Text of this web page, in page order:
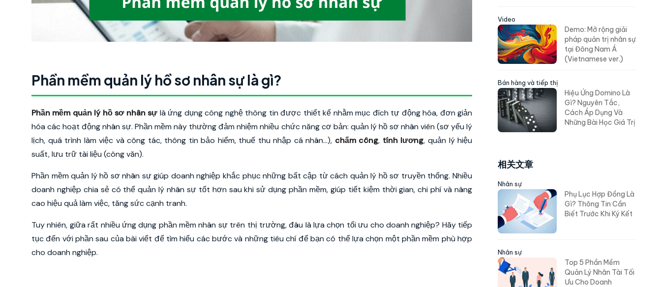
Phần mềm quản lý hồ sơ nhân sự là gì?
Phần mềm quản lý hồ sơ nhân sự là ứng dụng công nghệ thông tin được thiết kế nhằm mục đích tự động hóa, đơn giản
hóa các hoạt động nhân sự. Phần mềm này thường đảm nhiệm nhiều chức năng cơ bản: quản lý hồ sơ nhân viên (sơ yếu lý
lịch, quá trình làm việc và công tác, thông tin bảo hiểm, thuế thu nhập cá nhân…), chấm công, tính lương, quản lý hiệu
suất, lưu trữ tài liệu (công văn).
Phần mềm quản lý hồ sơ nhân sự giúp doanh nghiệp khắc phục những bất cập từ cách quản lý hồ sơ truyền thống. Nhiều
doanh nghiệp chia sẻ có thể quản lý nhân sự tốt hơn sau khi sử dụng phần mềm, giúp tiết kiệm thời gian, chi phí và nâng
cao hiệu quả làm việc, tăng sức cạnh tranh.
Tuy nhiên, giữa rất nhiều ứng dụng phần mềm nhân sự trên thị trường, đâu là lựa chọn tối ưu cho doanh nghiệp? Hãy tiếp
tục đến với phần sau của bài viết để tìm hiểu các bước và những tiêu chí để bạn có thể lựa chọn một phần mềm phù hợp
cho doanh nghiệp.
Video
Demo: Mở rộng giải
pháp quản trị nhân sự
tại Đông Nam Á
(Vietnamese ver.)
Bán hàng và tiếp thị
Hiệu Ứng Domino Là
Gì? Nguyên Tắc,
Cách Áp Dụng Và
Những Bài Học Giá Trị
相关文章
Nhân sự
Phụ Lục Hợp Đồng Là
Gì? Thông Tin Cần
Biết Trước Khi Ký Kết
Nhân sự
Top 5 Phần Mềm
Quản Lý Nhân Tài Tối
Ưu Cho Doanh